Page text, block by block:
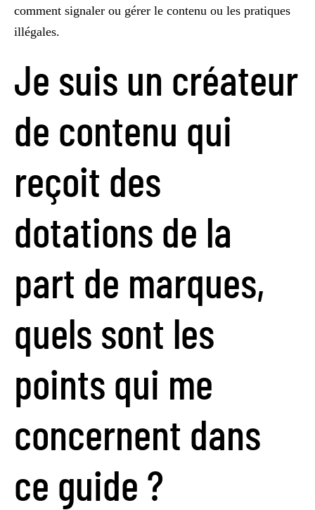
comment signaler ou gérer le contenu ou les pratiques
illégales.
Je suis un créateur
de contenu qui
reçoit des
dotations de la
part de marques,
quels sont les
points qui me
concernent dans
ce guide ?